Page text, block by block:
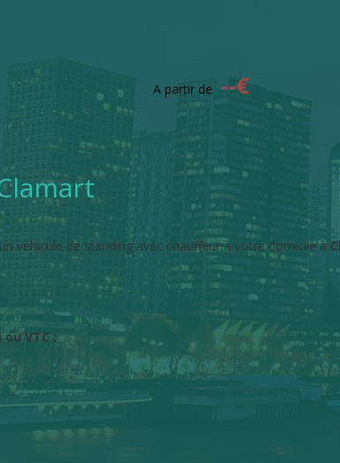
A partir de --€
véhicule de standing avec chauffeur à votre domicile à
VTC :